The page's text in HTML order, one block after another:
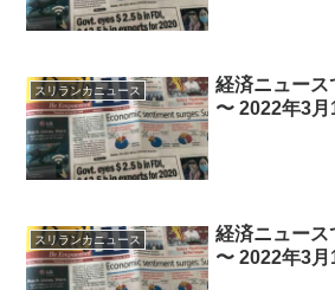
スリランカニュース
経済ニュース
〜 2022年3月
スリランカニュース
経済ニュース
〜 2022年3月